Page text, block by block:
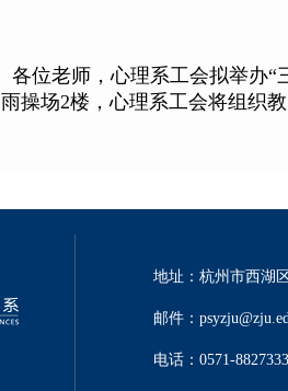
各位老师，心理系工会拟举办“
雨操场2楼，心理系工会将组织
地址：杭州市西湖
邮件：
电话：0571-